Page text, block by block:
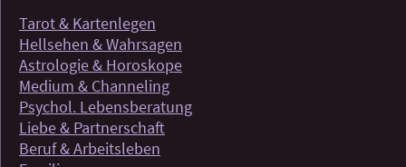
Tarot & Kartenlegen
Hellsehen & Wahrsagen
Astrologie & Horoskope
Medium & Channeling
Psychol. Lebensberatung
Liebe & Partnerschaft
Beruf & Arbeitsleben